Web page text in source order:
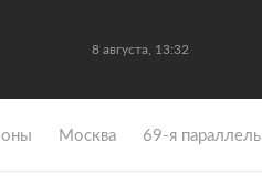
8 августа, 13:32
Москва 69-я параллель